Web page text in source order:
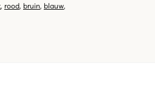
, rood, bruin, blauw,